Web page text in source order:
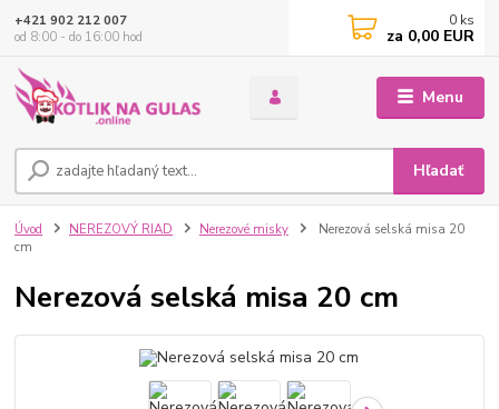
Menu
Hľadať
+421 902 212 007
od 8:00 - do 16:00 hod
0 ks
za 0,00 EUR
Úvod NEREZOVÝ RIAD Nerezové misky
Nerezová selská misa 20
cm
Nerezová selská misa 20 cm